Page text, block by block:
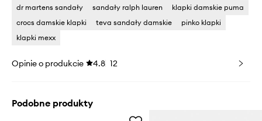
dr martens sandały
sandały ralph lauren
klapki damskie puma
crocs damskie klapki
teva sandały damskie
pinko klapki
klapki mexx
Opinie o produkcie 4.8 12
Podobne produkty